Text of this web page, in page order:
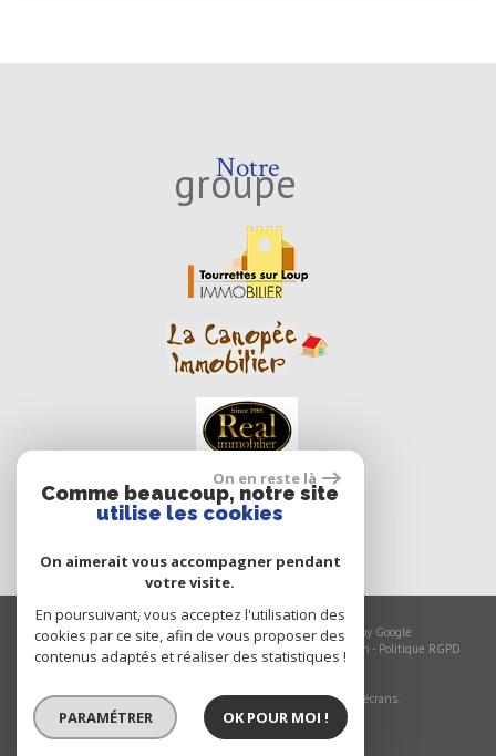
Notre
groupe
© 2026 | Tous droits réservés | Traduction powered by Google
Plan du site
Mentions légales - Nos honoraires - Liens Admin - Politique RGPD
un seul site adaptable à tous les types d'écrans.
On en reste là
Comme beaucoup, notre site
utilise les cookies
On aimerait vous accompagner pendant
votre visite.
En poursuivant, vous acceptez l'utilisation des
cookies par ce site, afin de vous proposer des
contenus adaptés et réaliser des statistiques !
PARAMÉTRER OK POUR MOI !